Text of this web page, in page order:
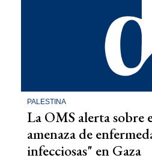
PALESTINA
La OMS alerta sobre
amenaza de
infecciosas" en Gaza